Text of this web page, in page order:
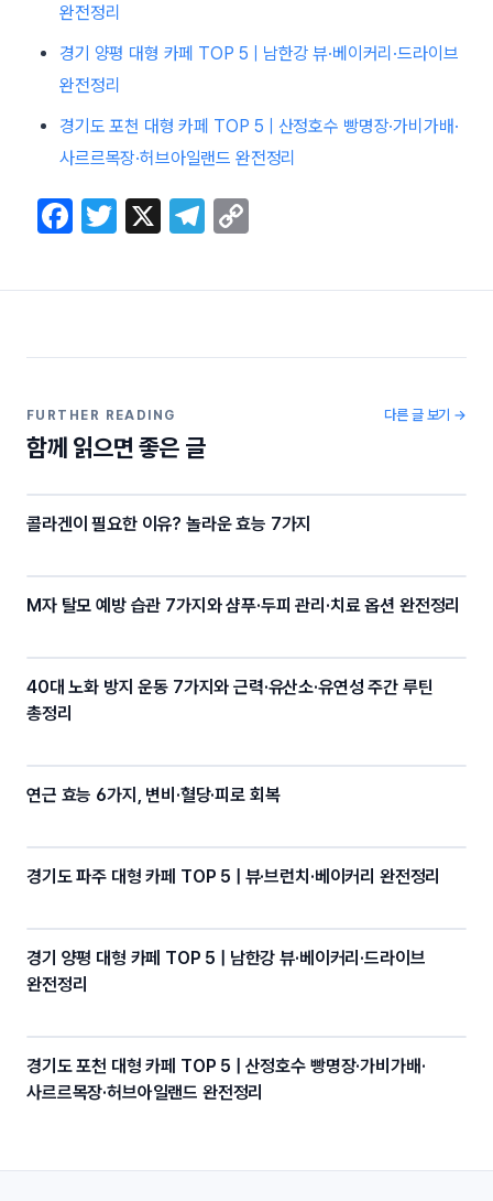
완전정리
경기 양평 대형 카페 TOP 5 | 남한강 뷰·베이커리·드라이브
완전정리
경기도 포천 대형 카페 TOP 5 | 산정호수 빵명장·가비가배·
사르르목장·허브아일랜드 완전정리
F
c
b
o
k
T
itt
X
T
e
a
p
Li
FURTHER READING
함께 읽으면 좋은 글
다른 글 보기 →
콜라겐이 필요한 이유? 놀라운 효능 7가지
M자 탈모 예방 습관 7가지와 샴푸·두피 관리·치료 옵션 완전정리
40대 노화 방지 운동 7가지와 근력·유산소·유연성 주간 루틴
총정리
연근 효능 6가지, 변비·혈당·피로 회복
경기도 파주 대형 카페 TOP 5 | 뷰·브런치·베이커리 완전정리
경기 양평 대형 카페 TOP 5 | 남한강 뷰·베이커리·드라이브
완전정리
경기도 포천 대형 카페 TOP 5 | 산정호수 빵명장·가비가배·
사르르목장·허브아일랜드 완전정리